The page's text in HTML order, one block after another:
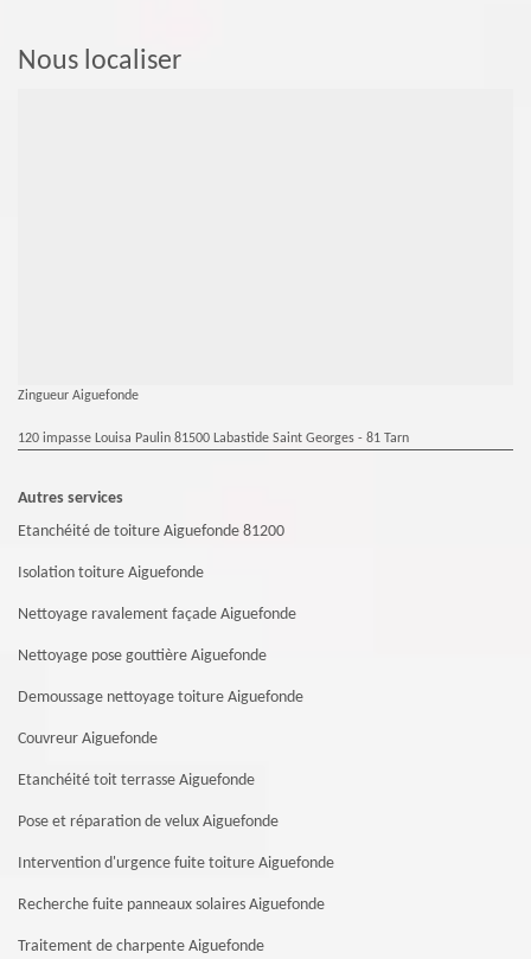
Nous localiser
Zingueur Aiguefonde
120 impasse Louisa Paulin 81500 Labastide Saint Georges - 81 Tarn
Autres services
Etanchéité de toiture Aiguefonde 81200
Isolation toiture Aiguefonde
Nettoyage ravalement façade Aiguefonde
Nettoyage pose gouttière Aiguefonde
Demoussage nettoyage toiture Aiguefonde
Couvreur Aiguefonde
Etanchéité toit terrasse Aiguefonde
Pose et réparation de velux Aiguefonde
Intervention d'urgence fuite toiture Aiguefonde
Recherche fuite panneaux solaires Aiguefonde
Traitement de charpente Aiguefonde